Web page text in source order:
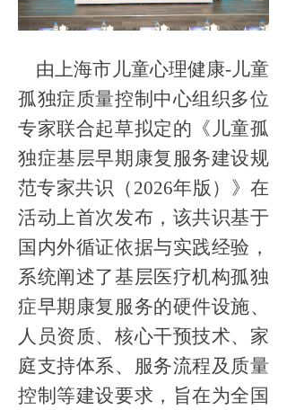
由上海市儿童心理健康-儿童
孤独症质量控制中心组织多位
专家联合起草拟定的《儿童孤
独症基层早期康复服务建设规
范专家共识（2026年版）》在
活动上首次发布，该共识基于
国内外循证依据与实践经验，
系统阐述了基层医疗机构孤独
症早期康复服务的硬件设施、
人员资质、核心干预技术、家
庭支持体系、服务流程及质量
控制等建设要求，旨在为全国